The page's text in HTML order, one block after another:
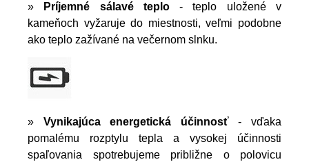
» Príjemné sálavé teplo- teplo uložené v
kameňoch vyžaruje do miestnosti, veľmi podobne
ako teplo zažívané na večernom slnku.
» Vynikajúca energetická účinnosť- vďaka
pomalému rozptylu tepla a vysokej účinnosti
spaľovania spotrebujeme približne o polovicu